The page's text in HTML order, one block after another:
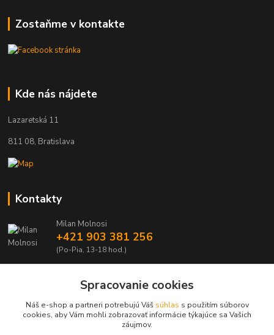
Zostaňme v kontakte
Kde nás nájdete
Lazaretská 11
811 08, Bratislava
Kontakty
Milan Molnosi
+421 903 381 256
(Po-Pia, 13-18 hod.)
Spracovanie cookies
Náš e-shop a partneri potrebujú Váš súhlas s použitím súborov
cookies, aby Vám mohli zobrazovať informácie týkajúce sa Vašich
záujmov.